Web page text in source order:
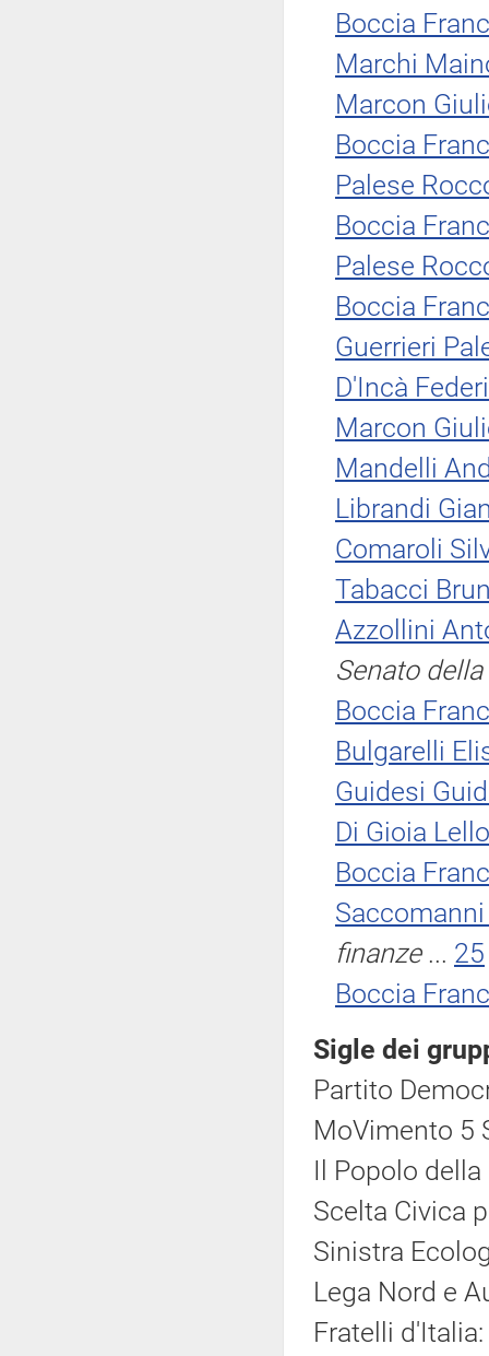
Boccia
Marchi
Marcon
Boccia
Palese
Boccia
Palese
Boccia
Guerrieri
D'Incà
Marcon
Mandelli
Librandi
Comaroli
Tabacci
Azzollini
Senato
Boccia
Bulgarelli
Guidesi
Di Gioia
Boccia
finanze... 25
Boccia
Sigle dei
Partito
MoVimento 5
Il Popolo
Scelta Civica
Sinistra
Lega Nord e
Fratelli d'Italia: